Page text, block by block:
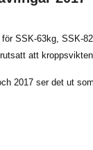
SSK-63kg, SSK-
att
2017 ser det ut